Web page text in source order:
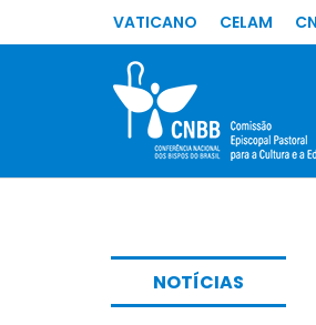
VATICANO CELAM
NOTÍCIAS